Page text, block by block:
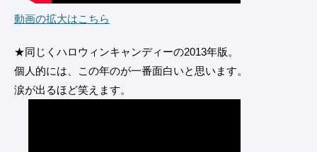
動画の拡大はこちら
★同じくハロウィンキャンディーの2013年版。
個人的には、この年のが一番面白いと思います。
涙が出るほど笑えます。